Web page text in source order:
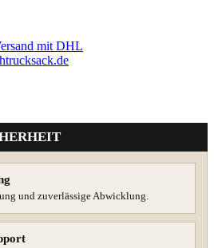
und zuverlässige Abwicklung.